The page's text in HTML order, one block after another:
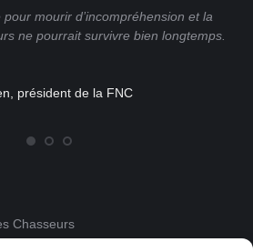
mourir d’incompréhension et la
ne pourrait survivre bien longtemps.
président de la FNC
Chasseurs